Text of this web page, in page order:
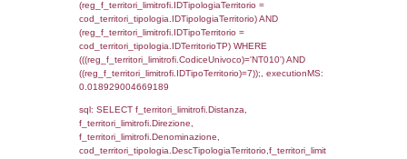
0.01913595199585
sql: SELECT f_territori_limitrofi.Distanza,
f_territori_limitrofi.Direzione,
f_territori_limitrofi.Denominazione,
f_territori_limitrofi.DescAltro FROM